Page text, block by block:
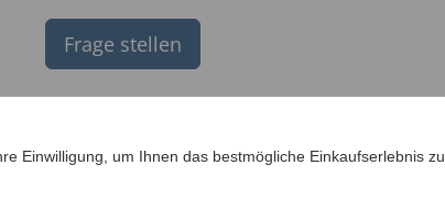
Frage stellen
Einwilligung, um Ihnen das bestmögliche Einkaufserlebnis zu